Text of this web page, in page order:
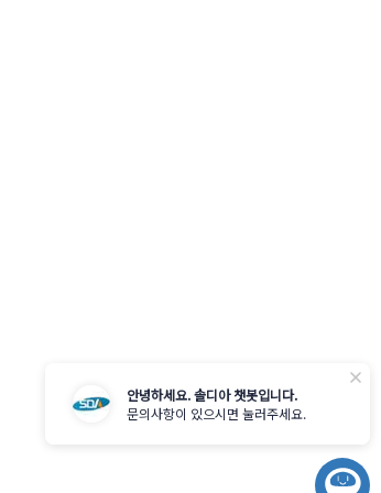
안녕하세요. 솔디아 챗봇입니다.
문의사항이 있으시면 눌러주세요.
닫